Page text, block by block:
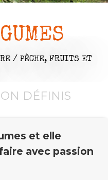
/ PÊCHE, FRUITS ET
DÉFINIS
et elle
avec passion